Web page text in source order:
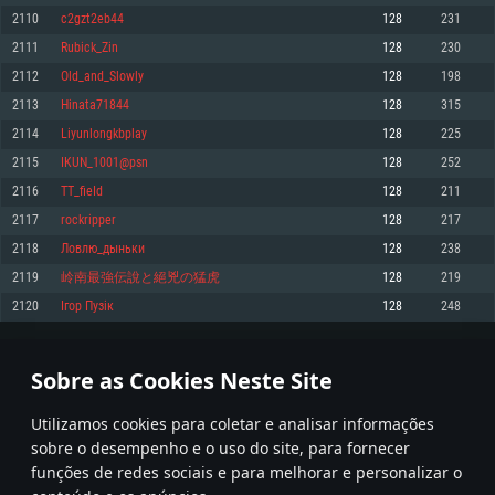
Sobre as Cookies Neste Site
Utilizamos cookies para coletar e analisar informações
sobre o desempenho e o uso do site, para fornecer
funções de redes sociais e para melhorar e personalizar o
Memória: 4GB
Placa Gráfica: Placa com DirectX 11: AMD Radeon 77XX / NVIDIA GeForce
GTX 660. Resolução mínima suportada: 720p
Network: Internet de banda larga.
Disco: 23,1 GB
Recomendado
superior, Radeon RX 570 ou superior
Disco: 75,9 GB
Memória: 6 GB
Placa Gráfica: Intel Iris Pro 5200 (Mac), equivalentes AMD/Nvidia para Mac.
Resolução mínima suportada: 720p com suporte Metal.
Network: Internet de banda larga.
Disco: 21,5 GB
Recomendado
Network: Internet de banda larga.
Memória: 4 GB
Placa Gráfica: NVIDIA 660 com os drivers mais recentes (não mais de 6
meses) / equivalentes AMD com os drivers mais recentes com suporte
Vulkan (não mais de 6 meses); Resolução mínima suportada: 720p.
Network: Internet de banda larga.
Disco: 21,5 GB
Recomendado
Sistema Operativo: Ubuntu 20.04 64bit
Processador: Intel Core i7
Memória: 16 GB
Placa Gráfica: NVIDIA 1060 com os drivers mais recentes (não mais de 6
meses) / equivalentes AMD (Radeon RX 570) com os drivers mais recentes
Network: Internet de banda larga.
2110 c2gzt2eb44 128 231
2111 Rubick_Zin 128 230
2112 Old_and_Slowly 128 198
2113 Hinata71844 128 315
2114 Liyunlongkbplay 128 225
2115 IKUN_1001@psn 128 252
2116 TT_fieId 128 211
2117 rockripper 128 217
2118 Ловлю_дыньки 128 238
2119 岭南最強伝說と絕兇の猛虎 128 219
2120 Ігор Пузік 128 248